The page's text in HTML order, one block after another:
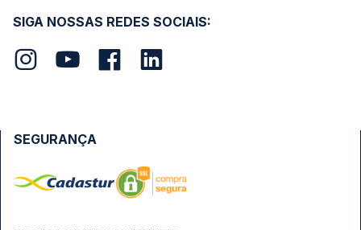
SIGA NOSSAS REDES SOCIAIS:
SEGURANÇA